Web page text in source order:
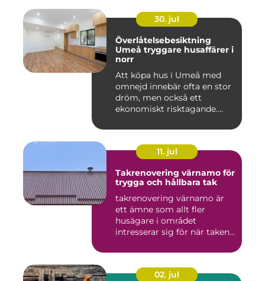
30. jul
Överlåtelsebesiktning
Umeå tryggare husaffärer i
norr
Att köpa hus i Umeå med
omnejd innebär ofta en stor
dröm, men också ett
ekonomiskt risktagande.
11. jul
Takrenovering värnamo för
trygga och hållbara tak
takrenovering värnamo är
ett ämne som allt fler
husägare i området
intresserar sig för när taken
02. jul